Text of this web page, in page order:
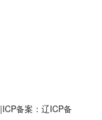
|ICP备案：辽ICP备